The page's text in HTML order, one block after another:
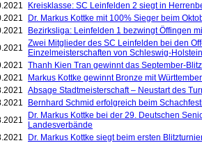
Kreisklasse: SC Leinfelden 2 siegt in
Dr. Markus Kottke mit 100% Sieger beim
Bezirksliga: Leinfelden 1 bezwingt Öffingen
Zwei Mitglieder des SC Leinfelden bei den
Einzelmeisterschaften von Schleswig-
Thanh Kien Tran gewinnt das September-
Markus Kottke gewinnt Bronze mit
Absage Stadtmeisterschaft – Neustart des
Bernhard Schmid erfolgreich beim
Dr. Markus Kottke bei der 29. Deutschen
Landesverbände
Dr. Markus Kottke siegt beim ersten